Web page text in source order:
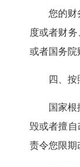
您的财
度或者财
或者国务院
四、
国家
毁或者擅
责令您限期